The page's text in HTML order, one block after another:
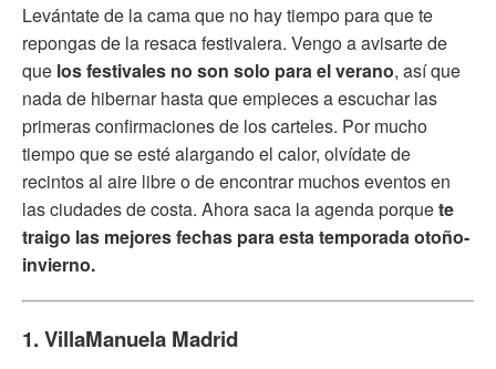
Levántate de la cama que no hay tiempo para que te
repongas de la resaca festivalera. Vengo a avisarte de
que los festivales no son solo para el verano, así que
nada de hibernar hasta que empieces a escuchar las
primeras confirmaciones de los carteles. Por mucho
tiempo que se esté alargando el calor, olvídate de
recintos al aire libre o de encontrar muchos eventos en
las ciudades de costa. Ahora saca la agenda porquete
traigo las mejores fechas para esta temporada otoño-
invierno.
1. VillaManuela Madrid